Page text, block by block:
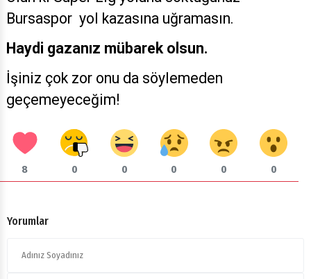
Bursaspor yol kazasına uğramasın.
Haydi gazanız mübarek olsun.
İşiniz çok zor onu da söylemeden
geçemeyeceğim!
8 0 0 0 0 0
Yorumlar